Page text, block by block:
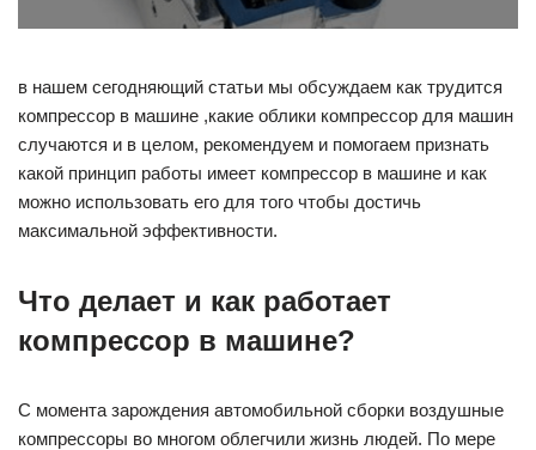
в нашем сегодняющий статьи мы обсуждаем как трудится
компрессор в машине ,какие облики компрессор для машин
случаются и в целом, рекомендуем и помогаем признать
какой принцип работы имеет компрессор в машине и как
можно использовать его для того чтобы достичь
максимальной эффективности.
Что делает и как работает
компрессор в машине?
С момента зарождения автомобильной сборки воздушные
компрессоры во многом облегчили жизнь людей. По мере